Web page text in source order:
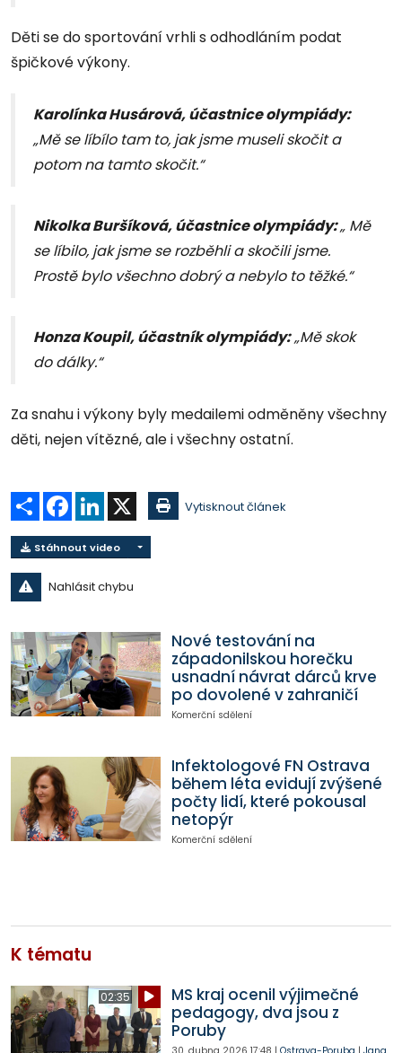
Děti se do sportování vrhli s odhodláním podat
špičkové výkony.
Karolínka Husárová, účastnice olympiády:
„Mě se líbílo tam to, jak jsme museli skočit a
potom na tamto skočit.“
Nikolka Buršíková, účastnice olympiády:„ Mě
se líbilo, jak jsme se rozběhli a skočili jsme.
Prostě bylo všechno dobrý a nebylo to těžké.“
Honza Koupil, účastník olympiády:„Mě skok
do dálky.“
Za snahu i výkony byly medailemi odměněny všechny
děti, nejen vítězné, ale i všechny ostatní.
Sdílet Facebook
LinkedIn Vytisknout článek
Stáhnout video
Nahlásit chybu
Nové testování na
západonilskou horečku
usnadní návrat dárců krve
po dovolené v zahraničí
Komerční sdělení
Infektologové FN Ostrava
během léta evidují zvýšené
počty lidí, které pokousal
netopýr
Komerční sdělení
K tématu
02:35
MS kraj ocenil výjimečné
pedagogy, dva jsou z
Poruby